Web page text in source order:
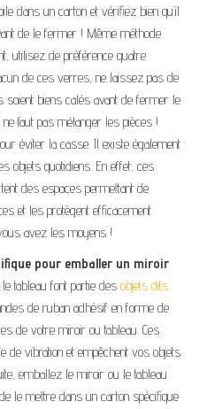
dans un carton et vérifiez bien qu’il
de le fermer ! Même méthode
utilisez de préférence quatre
de ces verres, ne laissez pas de
biens calés avant de fermer le
faut pas mélanger les pièces !
éviter la casse. Il existe également
objets quotidiens. En effet, ces
des espaces permettant de
et les protègent efficacement.
avez les moyens !
pour emballer un miroir
tableau font partie des objets dits
de ruban adhésif en forme de
de votre miroir ou tableau. Ces
de vibration et empêchent vos objets
emballez le miroir ou le tableau
le mettre dans un carton spécifique